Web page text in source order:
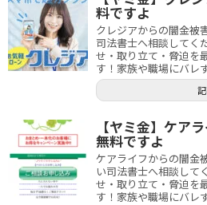
料ですよ
クレジアからの闇金被
司法書士へ相談してく
せ・取り立て・脅迫を
す！家族や職場にバレ
【ヤミ金】ケア
無料ですよ
ケアライフからの闇金
い司法書士へ相談して
せ・取り立て・脅迫を
す！家族や職場にバレ